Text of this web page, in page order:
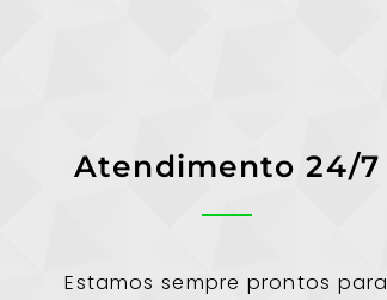
Atendimento 24/7
Estamos sempre prontos para